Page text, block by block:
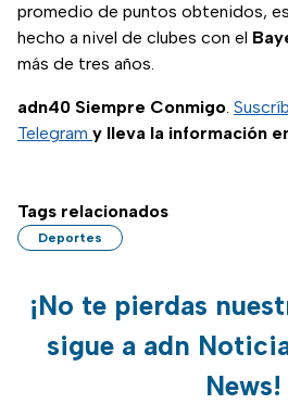
promedio de puntos obtenidos,
hecho a nivel de clubes con el
más de tres años.
adn40 Siempre Conmigo.
Telegram y lleva la información
Tags relacionados
Deportes
¡No te pierdas
sigue a adn
News!